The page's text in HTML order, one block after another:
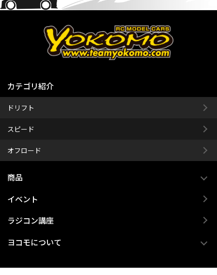
カテゴリ紹介
ドリフト
スピード
オフロード
商品
イベント
ラジコン講座
ヨコモについて